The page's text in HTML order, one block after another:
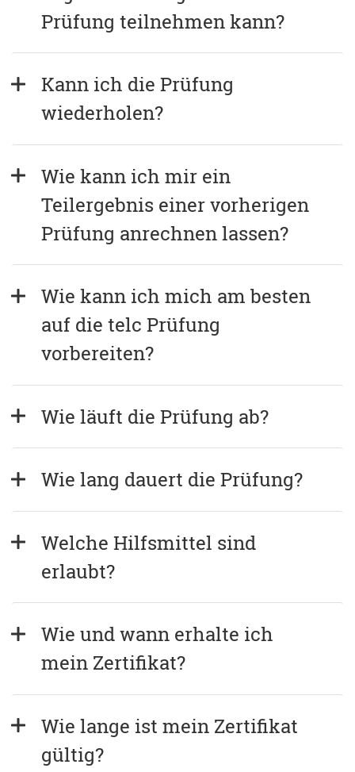
Prüfung teilnehmen kann?
Kann ich die Prüfung
wiederholen?
Wie kann ich mir ein
Teilergebnis einer vorherigen
Prüfung anrechnen lassen?
Wie kann ich mich am besten
auf die telc Prüfung
vorbereiten?
Wie läuft die Prüfung ab?
Wie lang dauert die Prüfung?
Welche Hilfsmittel sind
erlaubt?
Wie und wann erhalte ich
mein Zertifikat?
Wie lange ist mein Zertifikat
gültig?